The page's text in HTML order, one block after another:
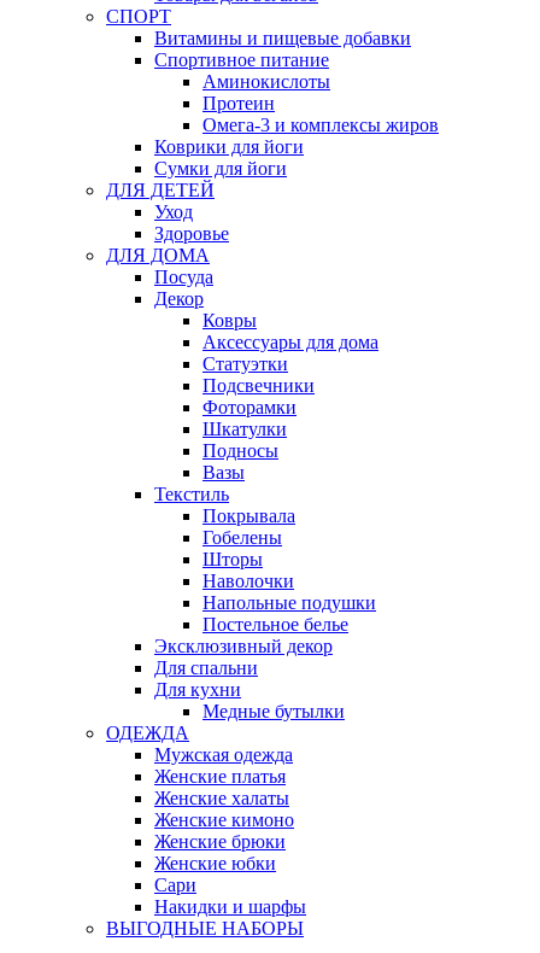
СПОРТ
Витамины и пищевые добавки
Спортивное питание
Аминокислоты
Протеин
Омега-3 и комплексы жиров
Коврики для йоги
Сумки для йоги
ДЛЯ ДЕТЕЙ
Уход
Здоровье
ДЛЯ ДОМА
Посуда
Декор
Ковры
Аксессуары для дома
Статуэтки
Подсвечники
Фоторамки
Шкатулки
Подносы
Вазы
Текстиль
Покрывала
Гобелены
Шторы
Наволочки
Напольные подушки
Постельное белье
Эксклюзивный декор
Для спальни
Для кухни
Медные бутылки
ОДЕЖДА
Мужская одежда
Женские платья
Женские халаты
Женские кимоно
Женские брюки
Женские юбки
Сари
Накидки и шарфы
ВЫГОДНЫЕ НАБОРЫ